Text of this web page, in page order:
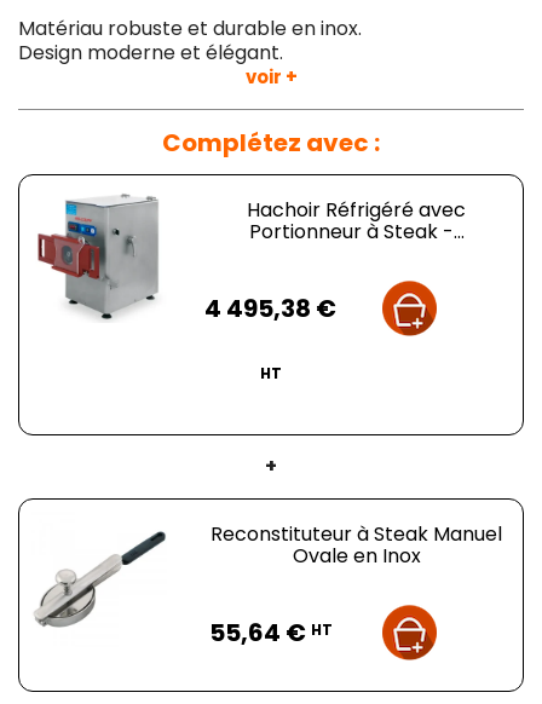
Matériau robuste et durable en inox.
Design moderne et élégant.
Fonctionnalité réfrigérée pour conserver la viande
Commande électronique pratique et intuitive.
Production horaire élevée de 280 kg/h.
voir +
Complétez avec :
Hachoir Réfrigéré avec
Portionneur à Steak -...
4 495,38 €
HT
+
Reconstituteur à Steak Manuel
Ovale en Inox
55,64 € HT